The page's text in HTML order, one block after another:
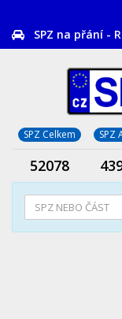
SPZ na přání -
SPZ Celkem SPZ
52078